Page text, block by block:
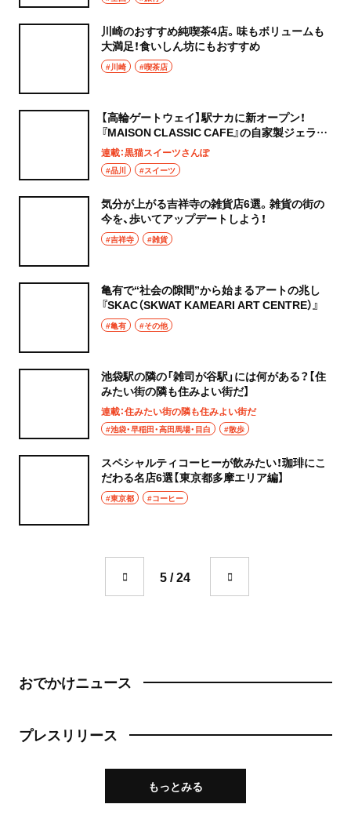
川崎のおすすめ純喫茶4店。味もボリュームも
大満足！食いしん坊にもおすすめ
#川崎 #喫茶店
【高輪ゲートウェイ】駅ナカに新オープン！
『MAISON CLASSIC CAFE』の自家製ジェラー
トとホットドッグ〜黒猫スイーツ散歩 高輪ゲ
ートウェイ編①〜
連載：黒猫スイーツさんぽ
#品川 #スイーツ
気分が上がる吉祥寺の雑貨店6選。雑貨の街の
今を、歩いてアップデートしよう！
#吉祥寺 #雑貨
亀有で“社会の隙間”から始まるアートの兆し
『SKAC（SKWAT KAMEARI ART CENTRE）』
#亀有 #その他
池袋駅の隣の「雑司が谷駅」には何がある？【住
みたい街の隣も住みよい街だ】
連載：住みたい街の隣も住みよい街だ
#池袋・早稲田・高田馬場・目白 #散歩
スペシャルティコーヒーが飲みたい！珈琲にこ
だわる名店6選【東京都多摩エリア編】
#東京都 #コーヒー
5 / 24
おでかけニュース
プレスリリース
もっとみる